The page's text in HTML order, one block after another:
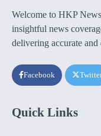
Welcome to HKP
insightful news
delivering accurate and
Facebook
Quick Links